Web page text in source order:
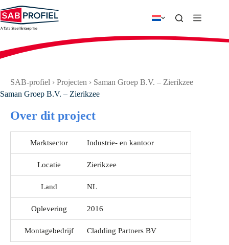
naar
de
inhoud
SAB-profiel › Projecten › Saman Groep B.V. – Zierikzee
Saman Groep B.V. – Zierikzee
Over dit project
Marktsector Industrie- en kantoor
Locatie Zierikzee
Land NL
Oplevering 2016
Montagebedrijf Cladding Partners BV